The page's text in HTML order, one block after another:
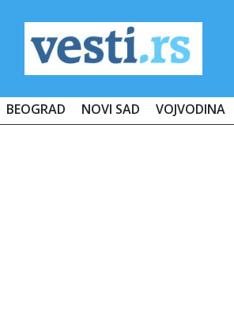
BEOGRAD NOVI SAD VOJVODINA